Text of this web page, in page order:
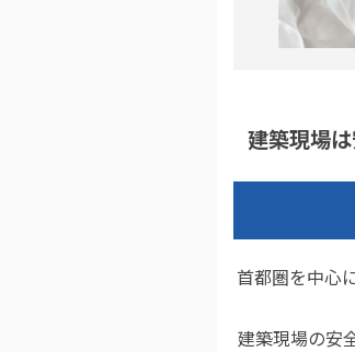
建築現場
首都圏を中心
建築現場の安